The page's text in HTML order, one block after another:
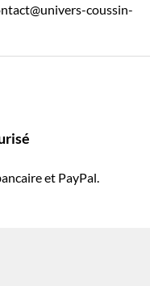
coussin-
et PayPal.